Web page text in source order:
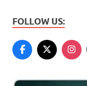
FOLLOW US: